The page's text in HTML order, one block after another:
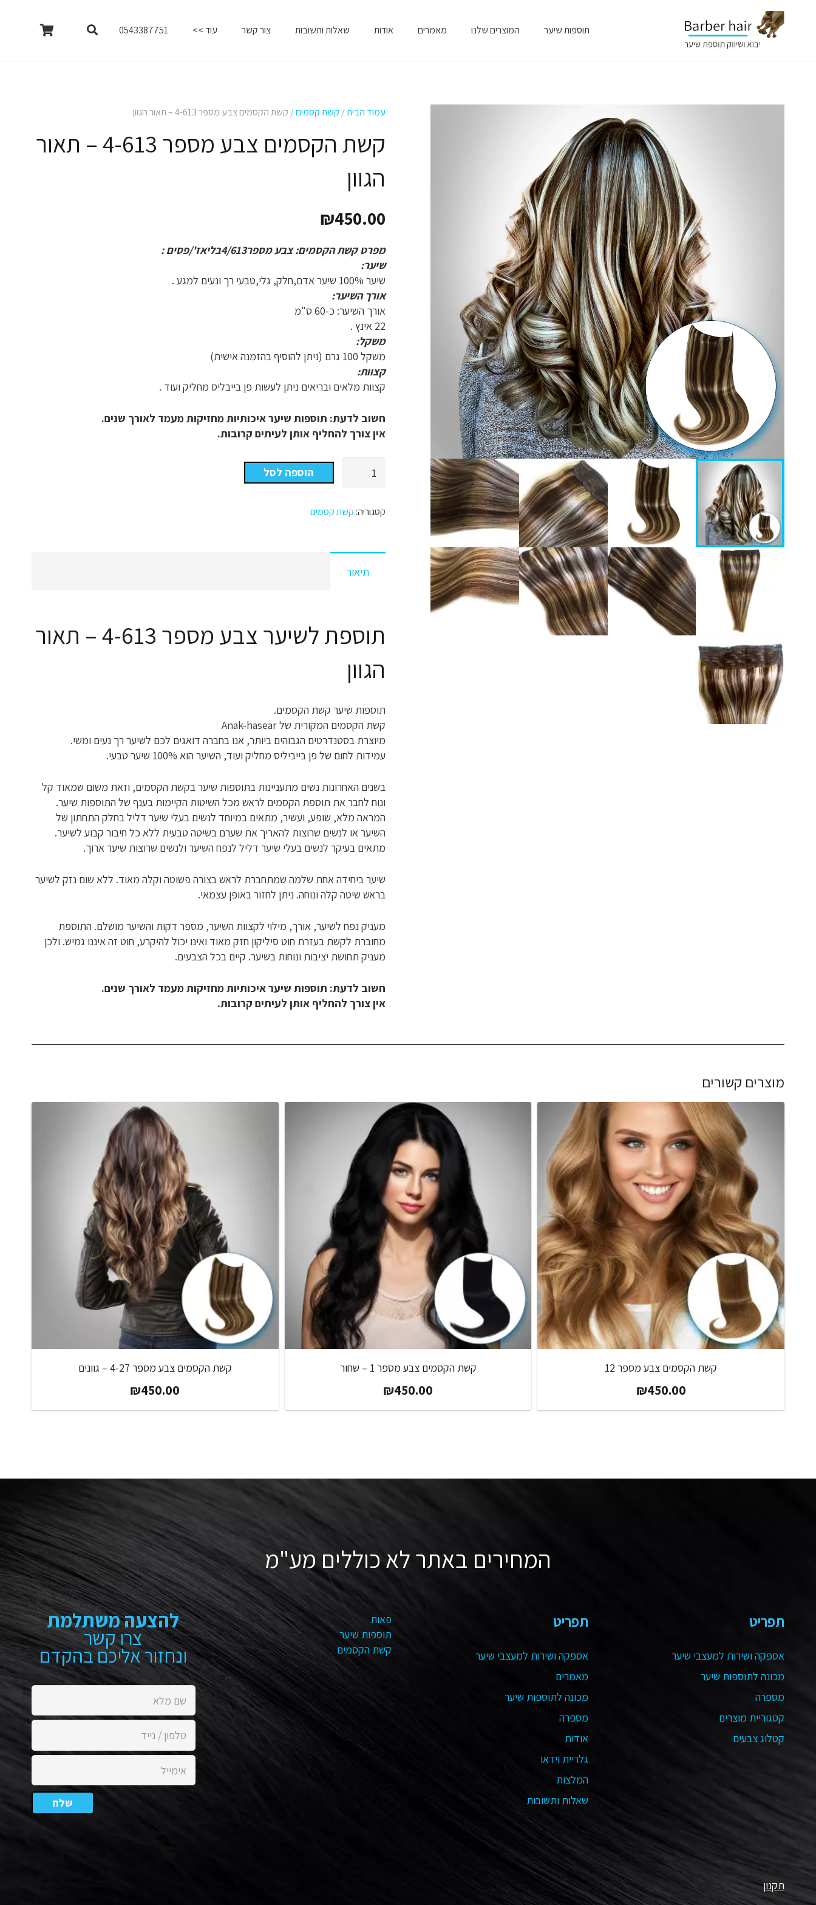
תוספות שיער המוצרים שלנו מאמרים אודות שאלות ותשובות צור קשר עוד >> 0543387751
עמוד הבית/ קשת קסמים/ קשת הקסמים צבע מספר 4-613 – תאור הגוון
קשת הקסמים צבע מספר 4-613 – תאור
הגוון
₪450.00
מפרט קשת הקסמים: צבע מספר4/613בליאז'/פסים :
שיער:
שיער 100% שיער אדם,חלק, גלי,טבעי רך ונעים למגע .
אורך השיער:
אורך השיער: כ-60 ס"מ
22 אינץ .
משקל:
משקל 100 גרם (ניתן להוסיף בהזמנה אישית)
קצוות:
קצוות מלאים ובריאים ניתן לעשות פן בייבליס מחליק ועוד .
חשוב לדעת: תוספות שיער איכותיות מחזיקות מעמד לאורך שנים.
אין צורך להחליף אותן לעיתים קרובות.
של
הקסמים
4-
הוספה לסל
קטגוריה: קשת קסמים
תיאור
תוספת לשיער צבע מספר 4-613 – תאור
הגוון
תוספות שיער קשת הקסמים.
קשת הקסמים המקורית של Anak-hasear
מיוצרת בסטנדרטים הגבוהים ביותר, אנו בחברה דואגים לכם לשיער רך נעים ומשי.
עמידות לחום של פן בייביליס מחליק ועוד, השיער הוא 100% שיער טבעי.
בשנים האחרונות נשים מתעניינות בתוספות שיער בקשת הקסמים, וזאת משום שמאוד קל
ונוח לחבר את תוספת הקסמים לראש מכל השיטות הקיימות בענף של התוספות שיער.
המראה מלא, שופע, ועשיר, מתאים במיוחד לנשים בעלי שיער דליל בחלק התחתון של
השיער או לנשים שרוצות להאריך את שערם בשיטה טבעית ללא כל חיבור קבוע לשיער.
מתאים בעיקר לנשים בעלי שיער דליל לנפח השיער ולנשים שרוצות שיער ארוך.
שיער ביחידה אחת שלמה שמתחברת לראש בצורה פשוטה וקלה מאוד. ללא שום נזק לשיער
בראש שיטה קלה ונוחה. ניתן לחזור באופן עצמאי.
מעניק נפח לשיער, אורך, מילוי לקצוות השיער, מספר דקות והשיער מושלם. התוספת
מחוברת לקשת בעזרת חוט סיליקון חזק מאוד ואינו יכול להיקרע, חוט זה איננו גמיש. ולכן
מעניק תחושת יציבות ונוחות בשיער. קיים בכל הצבעים.
חשוב לדעת: תוספות שיער איכותיות מחזיקות מעמד לאורך שנים.
אין צורך להחליף אותן לעיתים קרובות.
מוצרים קשורים
קשת הקסמים צבע מספר 12
₪450.00
קשת הקסמים צבע מספר 1 – שחור
₪450.00
קשת הקסמים צבע מספר 4-27 – גוונים
₪450.00
המחירים באתר לא כוללים מע"מ
תפריט
אספקה ושירות למעצבי שיער
מכונה לתוספות שיער
מספרה
קטגוריית מוצרים
קטלוג צבעים
תפריט
אספקה ושירות למעצבי שיער
מאמרים
מכונה לתוספות שיער
מספרה
אודות
גלריית וידאו
המלצות
שאלות ותשובות
פאות
תוספות שיער
קשת הקסמים
להצעה משתלמת
צרו קשר
ונחזור אליכם בהקדם
תקנון